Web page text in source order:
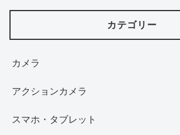
カテゴリー
カメラ
アクションカメラ
スマホ・タブレット